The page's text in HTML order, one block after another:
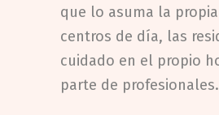
que lo asuma la
centros de día, las
cuidado en el propio
parte de profesionales.